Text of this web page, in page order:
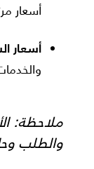
أسعار
أسعار
ملاحظة:
والطلب